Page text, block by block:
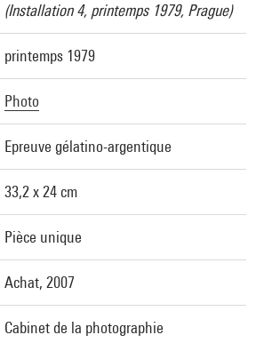
(Installation 4, printemps 1979, Prague)
printemps 1979
Photo
Epreuve gélatino-argentique
33,2 x 24 cm
Pièce unique
Achat, 2007
Cabinet de la photographie